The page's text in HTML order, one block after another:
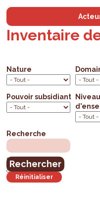
Inventaire
Nature
Pouvoir subsidiant
Recherche
mots clés, mots de la
dénomination